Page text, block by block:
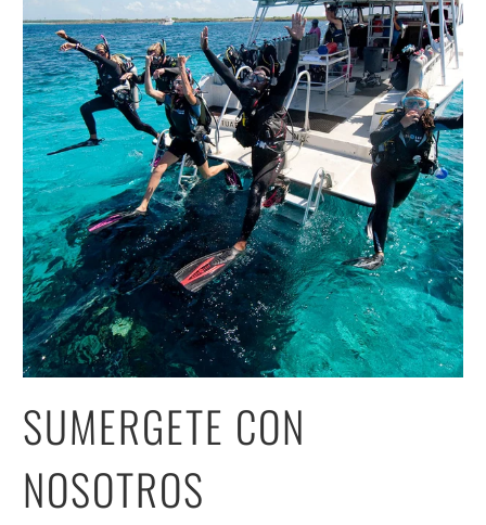
SUMERGETE CON
NOSOTROS